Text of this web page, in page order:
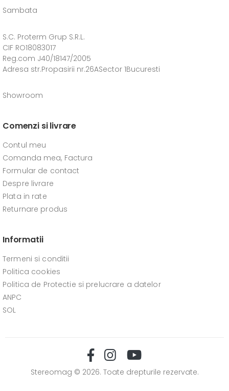
Sambata
S.C. Proterm Grup S.R.L.
CIF RO18083017
Reg.com J40/18147/2005
Adresa str.Propasirii nr.26ASector 1Bucuresti
Showroom
Comenzi si livrare
Contul meu
Comanda mea, Factura
Formular de contact
Despre livrare
Plata in rate
Returnare produs
Informatii
Termeni si conditii
Politica cookies
Politica de Protectie si prelucrare a datelor
ANPC
SOL
Stereomag © 2026. Toate drepturile rezervate.